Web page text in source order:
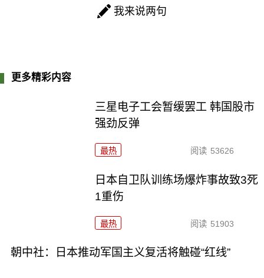
我来说两句
更多精彩内容
三星电子工会暂缓罢工 韩国股市
强劲反弹
最热 阅读 53626
日本自卫队训练场爆炸事故致3死
1重伤
最热 阅读 51903
朝中社：日本推动军国主义复活将触碰“红线”